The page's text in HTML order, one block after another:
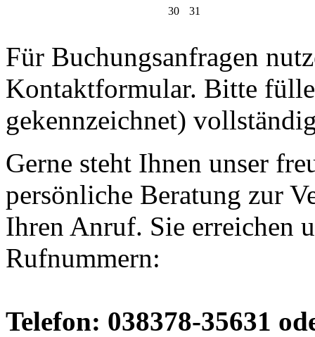
30
31
Für Buchungsanfragen
Kontaktformular. Bitte
gekennzeichnet)
Gerne steht Ihnen unser
persönliche Beratung zur
Ihren Anruf. Sie erreichen
Rufnummern:
Telefon: 038378-35631